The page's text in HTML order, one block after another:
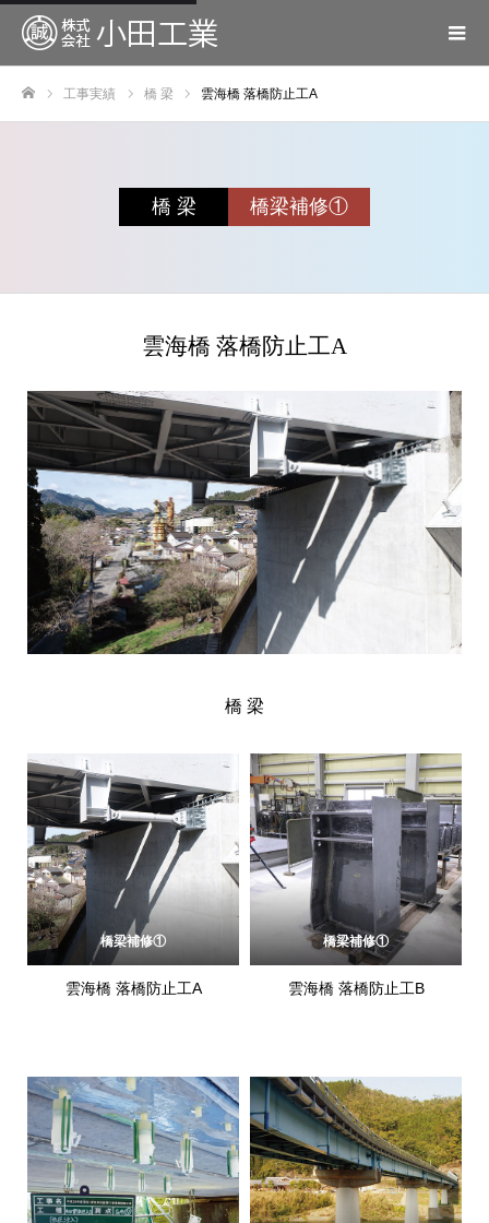
工事実績 橋 梁 雲海橋 落橋防止工A
橋 梁 橋梁補修①
雲海橋 落橋防止工A
橋 梁
橋梁補修①
雲海橋 落橋防止工A
橋梁補修①
雲海橋 落橋防止工B